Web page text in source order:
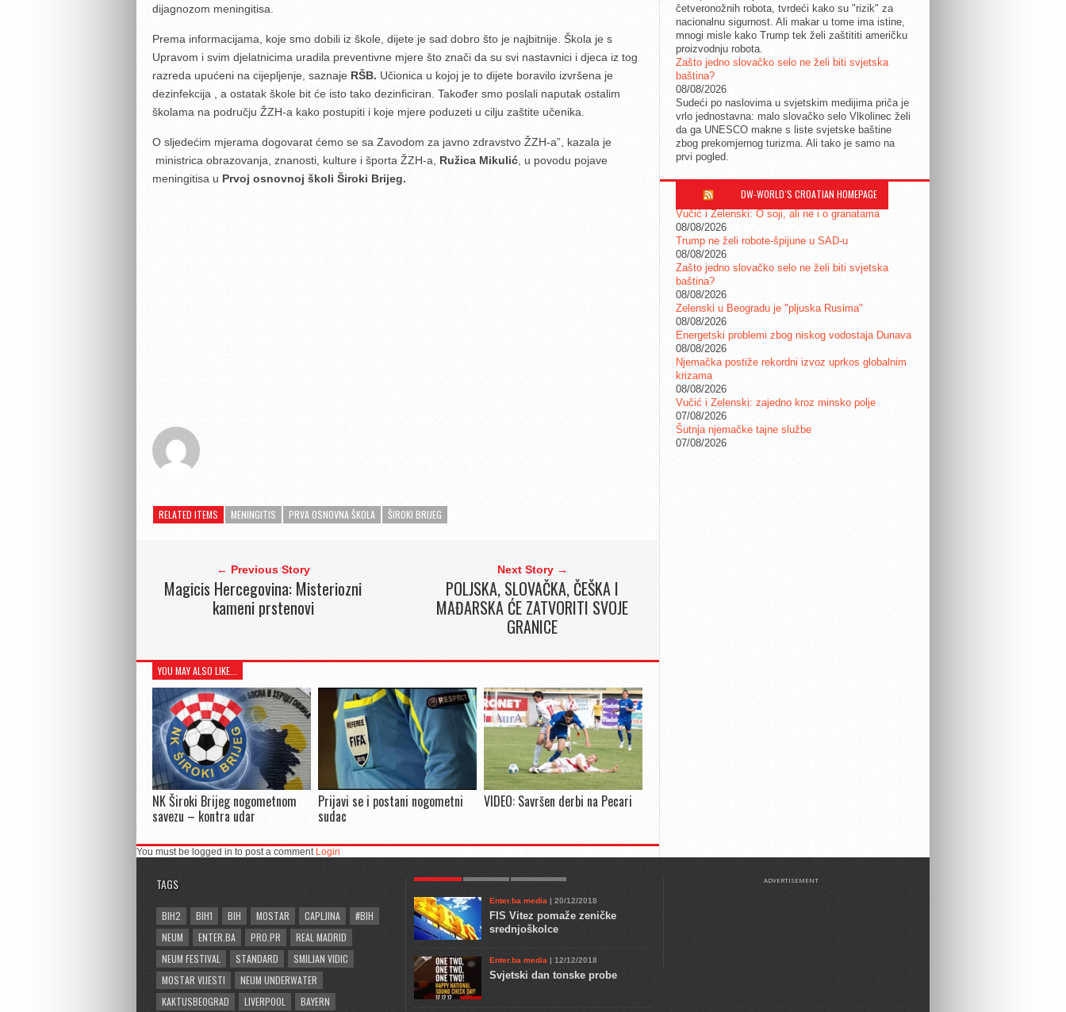
dijagnozom meningitisa.
Prema informacijama, koje smo dobili iz škole, dijete je sad dobro što je najbitnije. Škola je s
Upravom i svim djelatnicima uradila preventivne mjere što znači da su svi nastavnici i djeca iz tog
razreda upućeni na cijepljenje, saznaje RŠB. Učionica u kojoj je to dijete boravilo izvršena je
dezinfekcija , a ostatak škole bit će isto tako dezinficiran. Također smo poslali naputak ostalim
školama na području ŽZH-a kako postupiti i koje mjere poduzeti u cilju zaštite učenika.
O sljedećim mjerama dogovarat ćemo se sa Zavodom za javno zdravstvo ŽZH-a”, kazala je
ministrica obrazovanja, znanosti, kulture i športa ŽZH-a, Ružica Mikulić, u povodu pojave
meningitisa u Prvoj osnovnoj školi Široki Brijeg.
RELATED ITEMS MENINGITIS PRVA OSNOVNA ŠKOLA ŠIROKI BRIJEG
← Previous Story
Magicis Hercegovina: Misteriozni
kameni prstenovi
Next Story →
POLJSKA, SLOVAČKA, ČEŠKA I
MAĐARSKA ĆE ZATVORITI SVOJE
GRANICE
YOU MAY ALSO LIKE...
NK Široki Brijeg nogometnom
savezu – kontra udar
Prijavi se i postani nogometni
sudac
VIDEO: Savršen derbi na Pecari
You must be logged in to post a comment Login
četveronožnih robota, tvrdeći kako su "rizik" za
nacionalnu sigurnost. Ali makar u tome ima istine,
mnogi misle kako Trump tek želi zaštititi američku
proizvodnju robota.
Zašto jedno slovačko selo ne želi biti svjetska
baština?
08/08/2026
Sudeći po naslovima u svjetskim medijima priča je
vrlo jednostavna: malo slovačko selo Vlkolinec želi
da ga UNESCO makne s liste svjetske baštine
zbog prekomjernog turizma. Ali tako je samo na
prvi pogled.
DW-WORLD´S CROATIAN HOMEPAGE
Vučić i Zelenski: O soji, ali ne i o granatama
08/08/2026
Trump ne želi robote-špijune u SAD-u
08/08/2026
Zašto jedno slovačko selo ne želi biti svjetska
baština?
08/08/2026
Zelenski u Beogradu je "pljuska Rusima"
08/08/2026
Energetski problemi zbog niskog vodostaja Dunava
08/08/2026
Njemačka postiže rekordni izvoz uprkos globalnim
krizama
08/08/2026
Vučić i Zelenski: zajedno kroz minsko polje
07/08/2026
Šutnja njemačke tajne službe
07/08/2026
TAGS
BIH2 BIH1 BIH MOSTAR CAPLJINA
#BIH
NEUM
ENTER.BA PRO.PR
REAL MADRID
NEUM FESTIVAL
STANDARD
SMILJAN VIDIC
MOSTAR VIJESTI
NEUM UNDERWATER
KAKTUSBEOGRAD
LIVERPOOL BAYERN
Enter.ba media | 20/12/2018
FIS Vitez pomaže zeničke
srednjoškolce
Enter.ba media | 12/12/2018
Svjetski dan tonske probe
ADVERTISEMENT